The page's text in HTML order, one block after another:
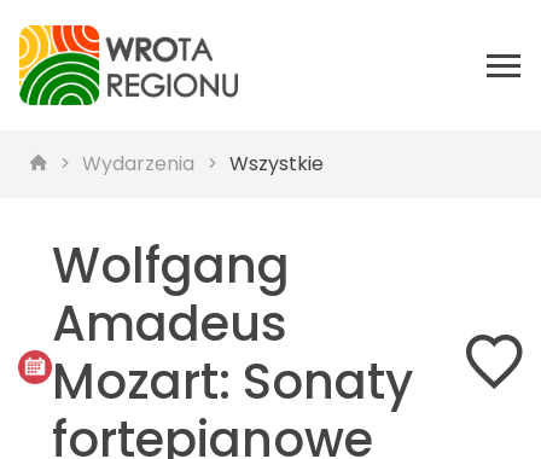
Wydarzenia Wszystkie
Wolfgang
Amadeus
Mozart: Sonaty
fortepianowe